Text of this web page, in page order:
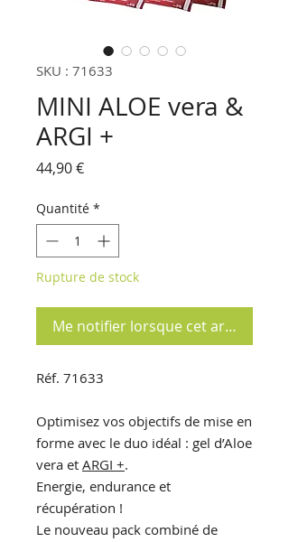
SKU : 71633
MINI ALOE vera &
ARGI +
44,90 €Prix
Quantité *
Rupture de stock
Me notifier lorsque cet article est
Réf. 71633
Optimisez vos objectifs de mise en
forme avec le duo idéal : gel d’Aloe
vera et ARGI +.
Energie, endurance et
récupération !
Le nouveau pack combiné de